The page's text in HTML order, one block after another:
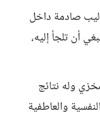
صادمة داخل
أن تلجأ إليه،
وله نتائج
والعاطفية